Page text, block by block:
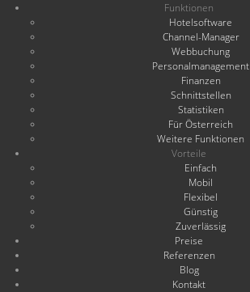
Funktionen
Hotelsoftware
Channel-Manager
Webbuchung
Personalmanagement
Finanzen
Schnittstellen
Statistiken
Für Österreich
Weitere Funktionen
Vorteile
Einfach
Mobil
Flexibel
Günstig
Zuverlässig
Preise
Referenzen
Blog
Kontakt